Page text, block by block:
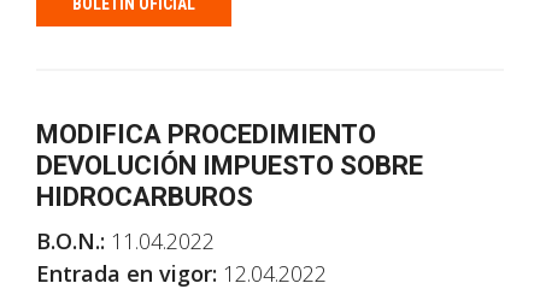
MODIFICA PROCEDIMIENTO
DEVOLUCIÓN IMPUESTO SOBRE
HIDROCARBUROS
B.O.N.: 11.04.2022
Entrada en vigor: 12.04.2022